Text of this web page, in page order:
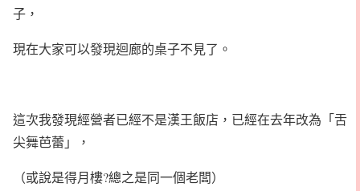
子，
現在大家可以發現迴廊的桌子不見了。
這次我發現經營者已經不是漢王飯店，已經在去年改為「舌
尖舞芭蕾」，
（或說是得月樓?總之是同一個老闆）